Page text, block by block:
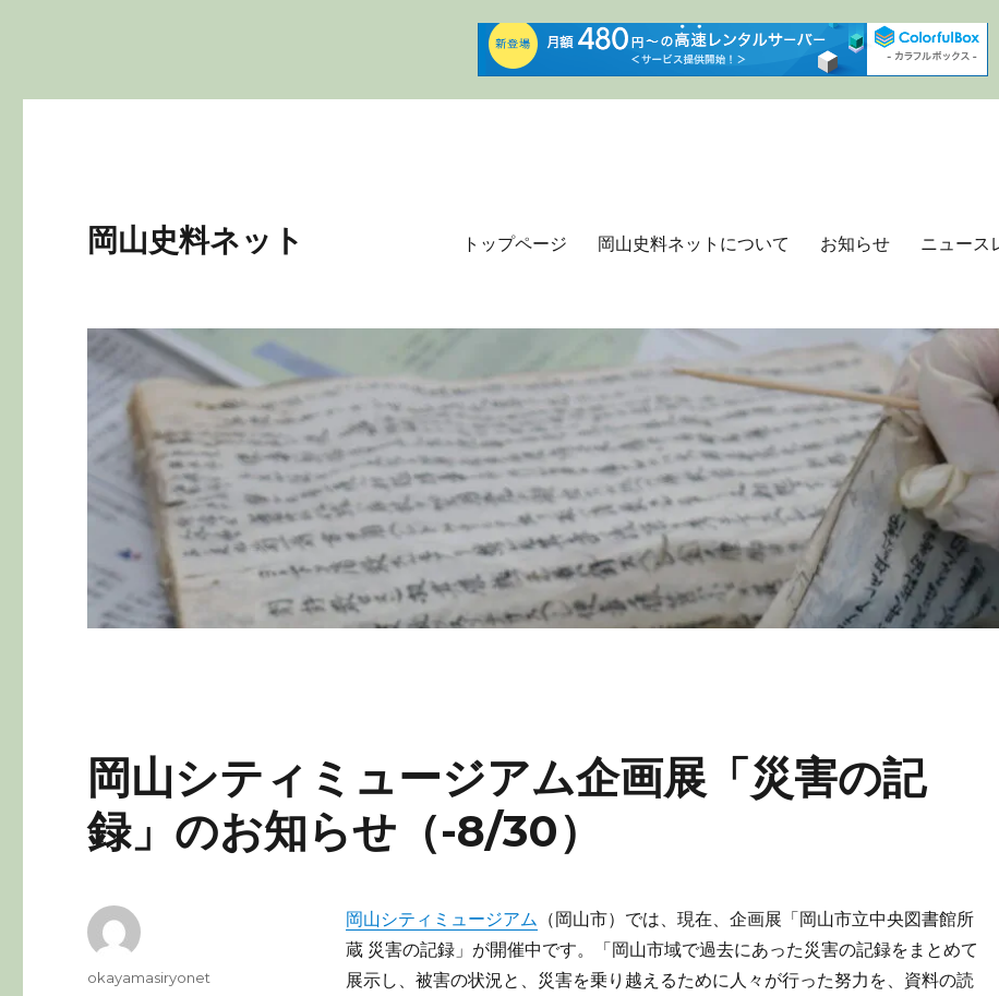
岡山史料ネット トップページ 岡山史料ネットについて お知らせ ニュース
岡山シティミュージアム企画展「災害の記
録」のお知らせ（-8/30）
岡山シティミュージアム （岡山市）では、現在、企画展「岡山市立中央図書館所
蔵 災害の記録」が開催中です。「岡山市域で過去にあった災害の記録をまとめて
展示し、被害の状況と、災害を乗り越えるために人々が行った努力を、資料の読
投
okayamasiryonet